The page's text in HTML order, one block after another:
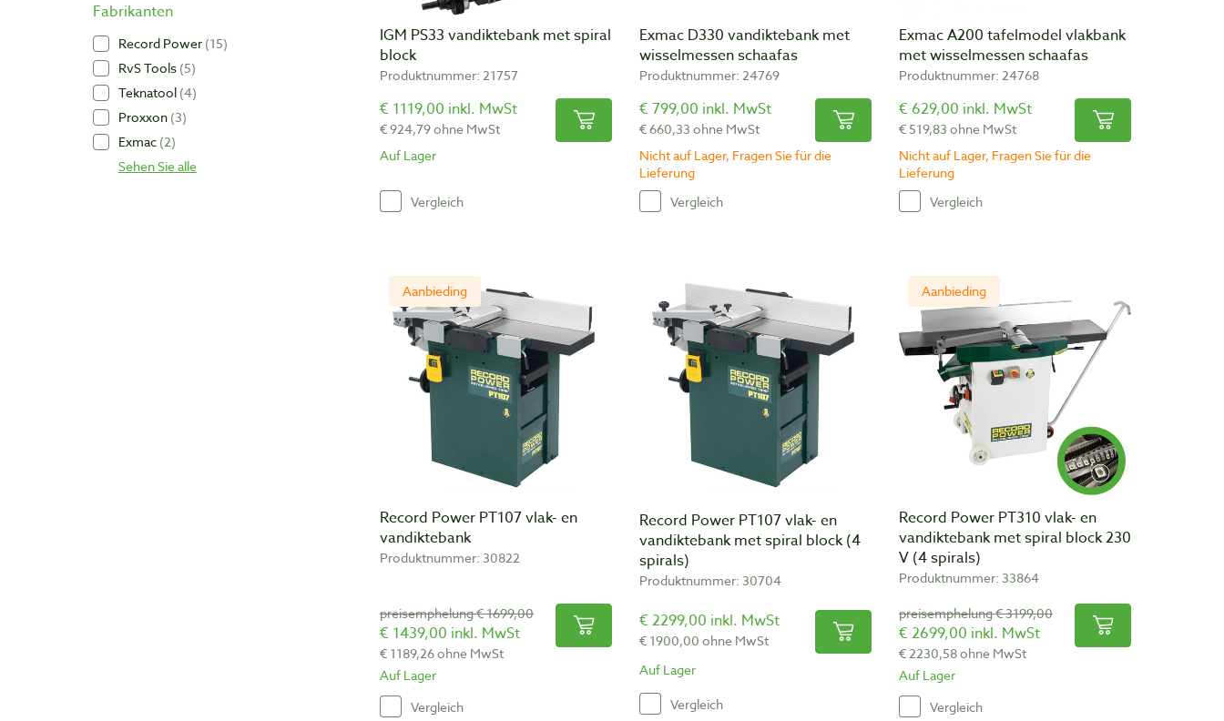
Fabrikanten
Record Power 15
RvS Tools 5
Teknatool 4
Proxxon 3
Exmac 2
Sehen Sie alle
IGM PS33 vandiktebank met spiral
block
Produktnummer: 21757
€ 1119,00 inkl. MwSt
€ 924,79 ohne MwSt
Auf Lager
Vergleich
Exmac D330 vandiktebank met
wisselmessen schaafas
Produktnummer: 24769
€ 799,00 inkl. MwSt
€ 660,33 ohne MwSt
Nicht auf Lager, Fragen Sie für die
Lieferung
Vergleich
Exmac A200 tafelmodel vlakbank
met wisselmessen schaafas
Produktnummer: 24768
€ 629,00 inkl. MwSt
€ 519,83 ohne MwSt
Nicht auf Lager, Fragen Sie für die
Lieferung
Vergleich
Aanbieding
Record Power PT107 vlak- en
vandiktebank
Produktnummer: 30822
preisemphelung € 1699,00
€ 1439,00 inkl. MwSt
€ 1189,26 ohne MwSt
Auf Lager
Vergleich
Record Power PT107 vlak- en
vandiktebank met spiral block (4
spirals)
Produktnummer: 30704
€ 2299,00 inkl. MwSt
€ 1900,00 ohne MwSt
Auf Lager
Vergleich
Aanbieding
Record Power PT310 vlak- en
vandiktebank met spiral block 230
V (4 spirals)
Produktnummer: 33864
preisemphelung € 3199,00
€ 2699,00 inkl. MwSt
€ 2230,58 ohne MwSt
Auf Lager
Vergleich